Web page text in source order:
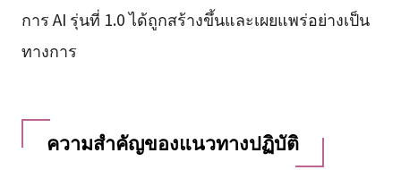
การ AI รุ่นที่ 1.0 ได้ถูกสร้างขึ้นและเผยแพร่อย่างเป็น
ทางการ
ความสำคัญของแนวทางปฏิบัติ